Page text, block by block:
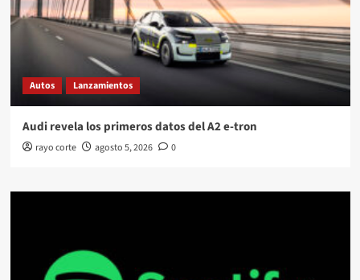
Autos Lanzamientos
Audi revela los primeros datos del A2 e-tron
rayo corte agosto 5, 2026 0